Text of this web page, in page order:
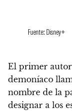
Fuente: Disney+
El primer autor
demoníaco
nombre de la
designar a los